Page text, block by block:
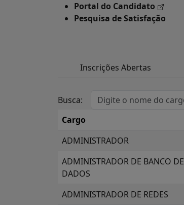
Portal do Candidato
Pesquisa de Satisfação
Inscrições Abertas
Busca:
Cargo
ADMINISTRADOR
ADMINISTRADOR DE BANCO DE
DADOS
ADMINISTRADOR DE REDES